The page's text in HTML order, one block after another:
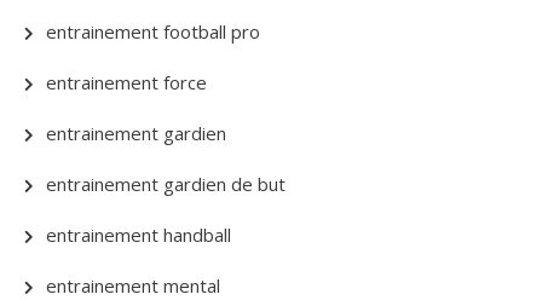
entrainement football pro
entrainement force
entrainement gardien
entrainement gardien de but
entrainement handball
entrainement mental